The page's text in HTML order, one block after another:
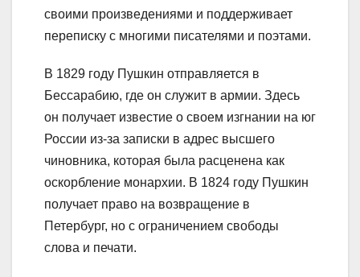
своими произведениями и поддерживает
переписку с многими писателями и поэтами.
В 1829 году Пушкин отправляется в
Бессарабию, где он служит в армии. Здесь
он получает известие о своем изгнании на юг
России из-за записки в адрес высшего
чиновника, которая была расценена как
оскорбление монархии. В 1824 году Пушкин
получает право на возвращение в
Петербург, но с ограничением свободы
слова и печати.